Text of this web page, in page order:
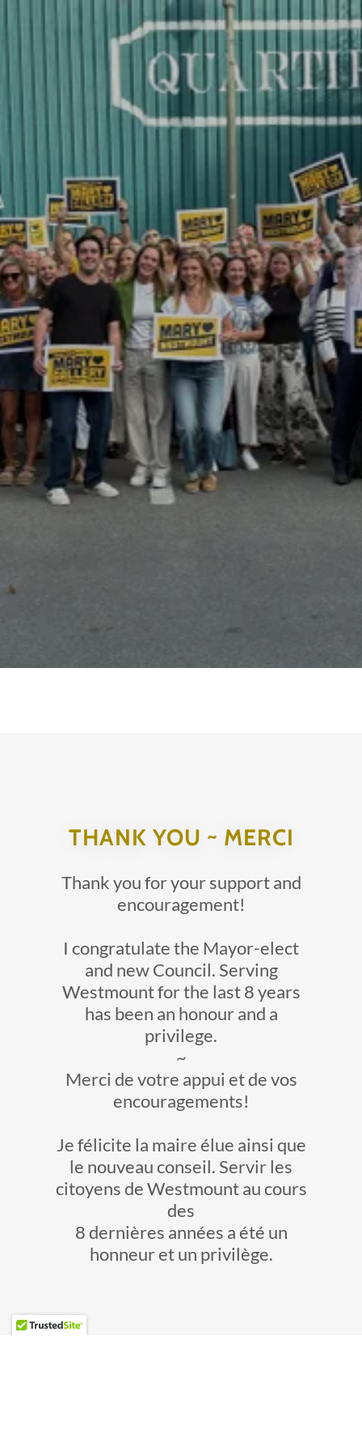
THANK YOU ~ MERCI
Thank you for your support and
encouragement!
I congratulate the Mayor-elect
and new Council. Serving
Westmount for the last 8 years
has been an honour and a
privilege.
~
Merci de votre appui et de vos
encouragements!
Je félicite la maire élue ainsi que
le nouveau conseil. Servir les
citoyens de Westmount au cours
des
8 dernières années a été un
honneur et un privilège.